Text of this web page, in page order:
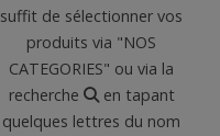
suffit de sélectionner vos
produits via "NOS
CATEGORIES" ou via la
recherche
en tapant
quelques lettres du nom